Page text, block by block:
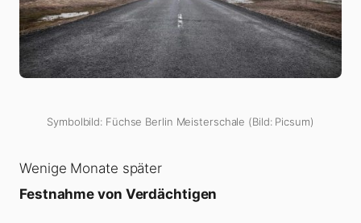
Symbolbild: Füchse Berlin Meisterschale (Bild: Picsum)
Wenige Monate später
Festnahme von Verdächtigen